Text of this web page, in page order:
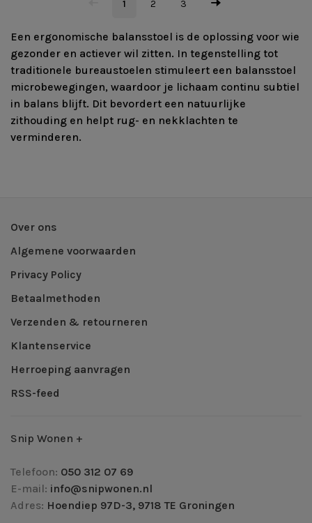
1 2 3
Een ergonomische balansstoel is de oplossing voor wie
gezonder en actiever wil zitten. In tegenstelling tot
traditionele bureaustoelen stimuleert een balansstoel
microbewegingen, waardoor je lichaam continu subtiel
in balans blijft. Dit bevordert een natuurlijke
zithouding en helpt rug- en nekklachten te
verminderen.
Over ons
Algemene voorwaarden
Privacy Policy
Betaalmethoden
Verzenden & retourneren
Klantenservice
Herroeping aanvragen
RSS-feed
Snip Wonen +
Telefoon: 050 312 07 69
E-mail: info@snipwonen.nl
Adres: Hoendiep 97D-3, 9718 TE Groningen